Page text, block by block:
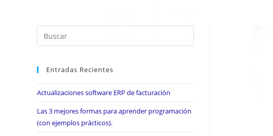
Entradas Recientes
Actualizaciones software ERP de facturación
Las 3 mejores formas para aprender programación
(con ejemplos prácticos).